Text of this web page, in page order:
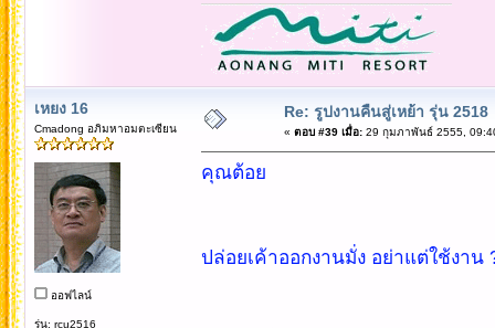
เหยง 16
Cmadong อภิมหาอมตะเซียน
ออฟไลน์
รุ่น: rcu2516
Re: รูปงานคืนสู่เหย้า รุ่น 2518
« ตอบ #39 เมื่อ:29 กุมภาพันธ์ 2555,
คุณต้อย
ปล่อยเค้าออกงานมั่ง อย่าแต่ใช้งา